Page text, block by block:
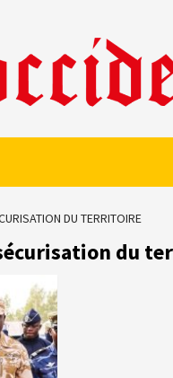
DU TERRITOIRE
du